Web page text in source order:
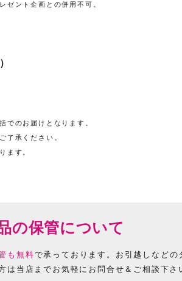
ゼント企画との併用不可。
でのお届けとなります。
了承ください。
ます。
の保管について
も無料で承っております。お引越しなどの
当店までお気軽にお問合せ＆ご相談下さ